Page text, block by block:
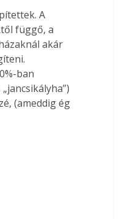
A
függő, a
akár
ban
(ameddig ég